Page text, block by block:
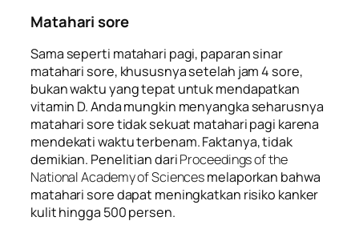
Matahari sore
Sama seperti matahari pagi, paparan sinar
matahari sore, khususnya setelah jam 4 sore,
bukan waktu yang tepat untuk mendapatkan
vitamin D. Anda mungkin menyangka seharusnya
matahari sore tidak sekuat matahari pagi karena
mendekati waktu terbenam. Faktanya, tidak
demikian. Penelitian dariProceedings of the
National Academy of Sciencesmelaporkan bahwa
matahari sore dapat meningkatkan risiko kanker
kulithingga 500 persen.